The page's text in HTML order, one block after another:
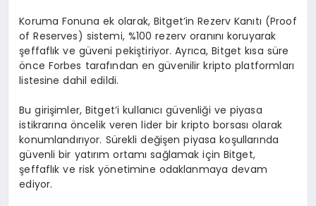
Koruma Fonuna ek olarak, Bitget’in Rezerv Kanıtı (Proof
of Reserves) sistemi, %100 rezerv oranını koruyarak
şeffaflık ve güveni pekiştiriyor. Ayrıca, Bitget kısa süre
önce Forbes tarafından en güvenilir kripto platformları
listesine dahil edildi.
Bu girişimler, Bitget’i kullanıcı güvenliği ve piyasa
istikrarına öncelik veren lider bir kripto borsası olarak
konumlandırıyor. Sürekli değişen piyasa koşullarında
güvenli bir yatırım ortamı sağlamak için Bitget,
şeffaflık ve risk yönetimine odaklanmaya devam
ediyor.